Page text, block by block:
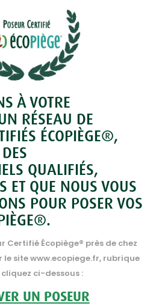
À VOTRE
RÉSEAU DE
ÉCOPIÈGE®,
QUALIFIÉS,
ET QUE NOUS VOUS
POUR POSER VOS
Certifié Écopiège® près de chez
le site www.ecopiege.fr, rubrique
ci-dessous :
UN POSEUR